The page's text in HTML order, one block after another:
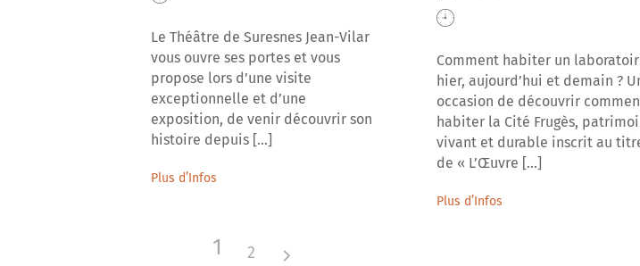
Le Théâtre de Suresnes Jean-Vilar
vous ouvre ses portes et vous
propose lors d’une visite
exceptionnelle et d’une
exposition, de venir découvrir son
histoire depuis [...]
Plus d’Infos
Comment habiter un
hier, aujourd’hui et demain ?
occasion de découvrir
habiter la Cité Frugès,
vivant et durable inscrit au
de « L’Œuvre [...]
Plus d’Infos
1 2